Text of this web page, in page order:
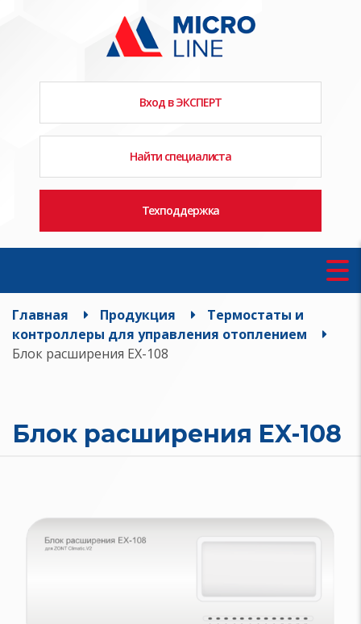
Вход в ЭКСПЕРТ
Найти специалиста
Техподдержка
Главная Продукция
Термостаты и
контроллеры для управления отоплением
Блок расширения EX-108
Блок расширения EX-108